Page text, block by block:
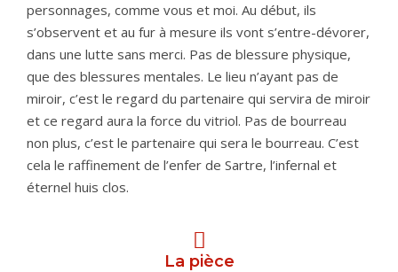
personnages, comme vous et moi. Au début, ils
s’observent et au fur à mesure ils vont s’entre-dévorer,
dans une lutte sans merci. Pas de blessure physique,
que des blessures mentales. Le lieu n’ayant pas de
miroir, c’est le regard du partenaire qui servira de miroir
et ce regard aura la force du vitriol. Pas de bourreau
non plus, c’est le partenaire qui sera le bourreau. C’est
cela le raffinement de l’enfer de Sartre, l’infernal et
éternel huis clos.
La pièce